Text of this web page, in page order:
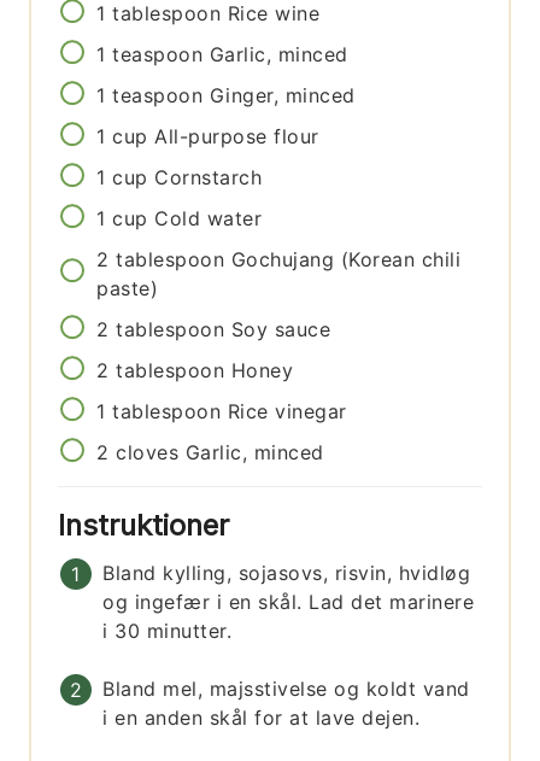
1 tablespoon Rice wine
1 teaspoon Garlic, minced
1 teaspoon Ginger, minced
1 cup All-purpose flour
1 cup Cornstarch
1 cup Cold water
2 tablespoon Gochujang (Korean chili
paste)
2 tablespoon Soy sauce
2 tablespoon Honey
1 tablespoon Rice vinegar
2 cloves Garlic, minced
Instruktioner
Bland kylling, sojasovs, risvin, hvidløg
og ingefær i en skål. Lad det marinere
i 30 minutter.
Bland mel, majsstivelse og koldt vand
i en anden skål for at lave dejen.